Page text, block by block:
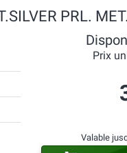
PRL. MET.
Prix
Valable